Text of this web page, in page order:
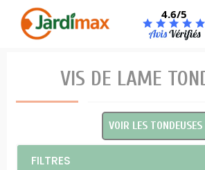
4.6/5
VIS DE LAME
VOIR LES TONDEUSES
FILTRES
Panneau de gestion des cookies